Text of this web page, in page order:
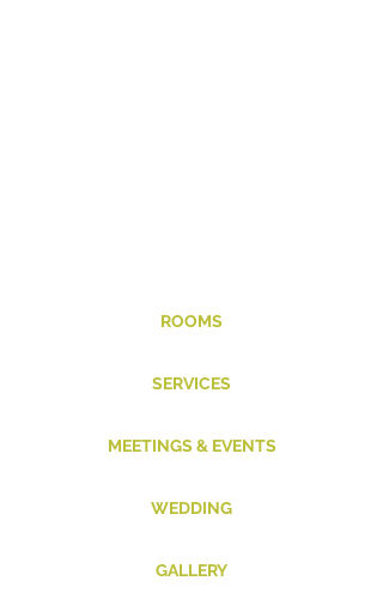
ROOMS
SERVICES
MEETINGS & EVENTS
WEDDING
GALLERY